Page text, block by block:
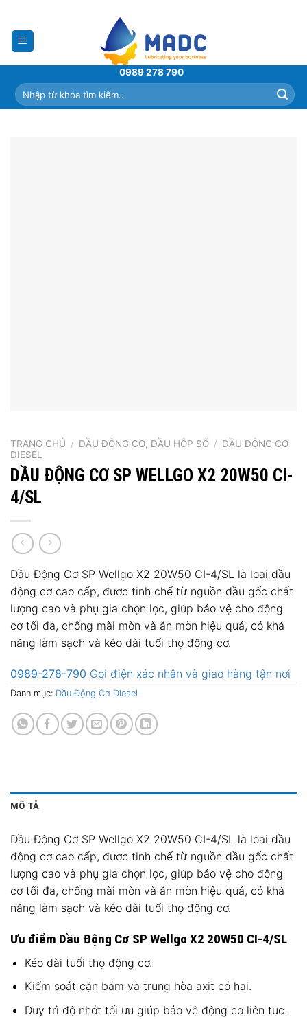
content
0989 278 790
Tìm
kiếm:
TRANG CHỦ / DẦU ĐỘNG CƠ, DẦU HỘP SỐ / DẦU ĐỘNG CƠ
DIESEL
DẦU ĐỘNG CƠ SP WELLGO X2 20W50 CI-
4/SL
Dầu Động Cơ SP Wellgo X2 20W50 CI-4/SL là loại dầu
động cơ cao cấp, được tinh chế từ nguồn dầu gốc chất
lượng cao và phụ gia chọn lọc, giúp bảo vệ cho động
cơ tối đa, chống mài mòn và ăn mòn hiệu quả, có khả
năng làm sạch và kéo dài tuổi thọ động cơ.
0989-278-790 Gọi điện xác nhận và giao hàng tận nơi
Danh mục: Dầu Động Cơ Diesel
MÔ TẢ
Dầu Động Cơ SP Wellgo X2 20W50 CI-4/SL là loại dầu
động cơ cao cấp, được tinh chế từ nguồn dầu gốc chất
lượng cao và phụ gia chọn lọc, giúp bảo vệ cho động
cơ tối đa, chống mài mòn và ăn mòn hiệu quả, có khả
năng làm sạch và kéo dài tuổi thọ động cơ.
Ưu điểm Dầu Động Cơ SP Wellgo X2 20W50 CI-4/SL
Kéo dài tuổi thọ động cơ.
Kiểm soát cặn bám và trung hòa axit có hại.
Duy trì độ nhớt tối ưu giúp bảo vệ động cơ liên tục.